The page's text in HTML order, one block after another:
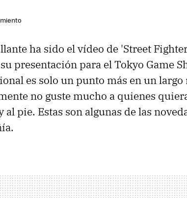
ha sido el vídeo de 'Street
presentación para el Tokyo Game
es solo un punto más en un largo
no guste mucho a quienes
al pie. Estas son algunas de las